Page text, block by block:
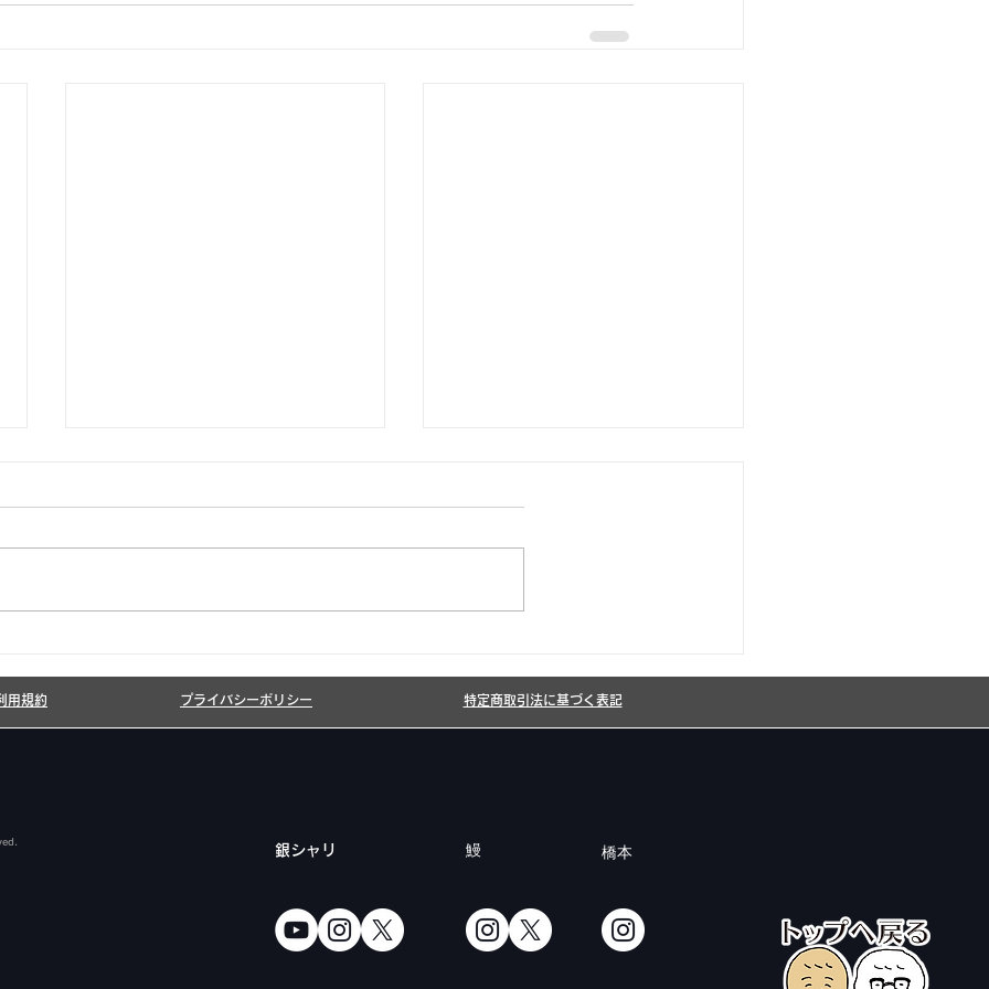
しました!
用規約 プライバシーポリシー 特定商取引法に基づく表記
​銀シャリ 鰻 橋本